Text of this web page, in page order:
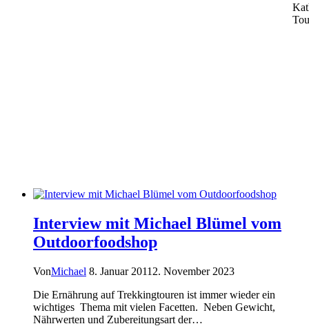
Interview mit Michael Blümel vom
Outdoorfoodshop
VonMichael 8. Januar 2011 2. November 2023
Die Ernährung auf Trekkingtouren ist immer wieder ein
wichtiges Thema mit vielen Facetten. Neben Gewicht,
Nährwerten und Zubereitungsart der…